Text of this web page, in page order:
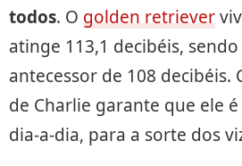
todos. O golden retriever
atinge 113,1 decibéis,
antecessor de 108 decibéis.
de Charlie garante que ele
dia-a-dia, para a sorte dos